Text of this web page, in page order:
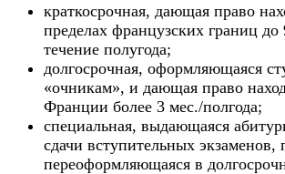
краткосрочная, дающая право
пределах французских границ до
течение полугода;
долгосрочная, оформляющаяся
«очникам», и дающая право
Франции более 3 мес./полгода;
специальная, выдающаяся
сдачи вступительных экзаменов,
переоформляющаяся в